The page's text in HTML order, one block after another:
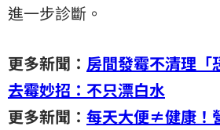
進一步診斷。
更多新聞： 房間發霉不清理「
去霉妙招：不只漂白水
更多新聞： 每天大便≠健康！